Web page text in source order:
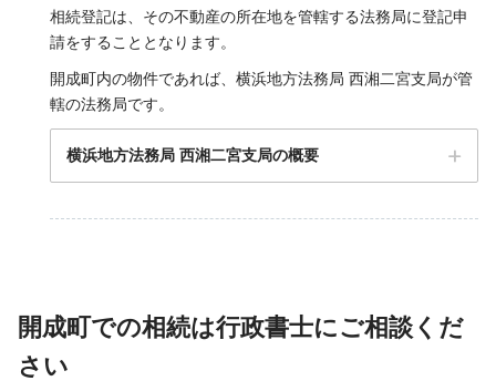
〒250-0042 神奈川県小田原市荻窪４４０
小田原税務署の公式サイト
相続登記は、その不動産の所在地を管轄する法務局に登記申
請をすることとなります。
開成町内の物件であれば、横浜地方法務局 西湘二宮支局が管
轄の法務局です。
横浜地方法務局 西湘二宮支局の概要
開成町での相続は行政書士にご相談くだ
さい